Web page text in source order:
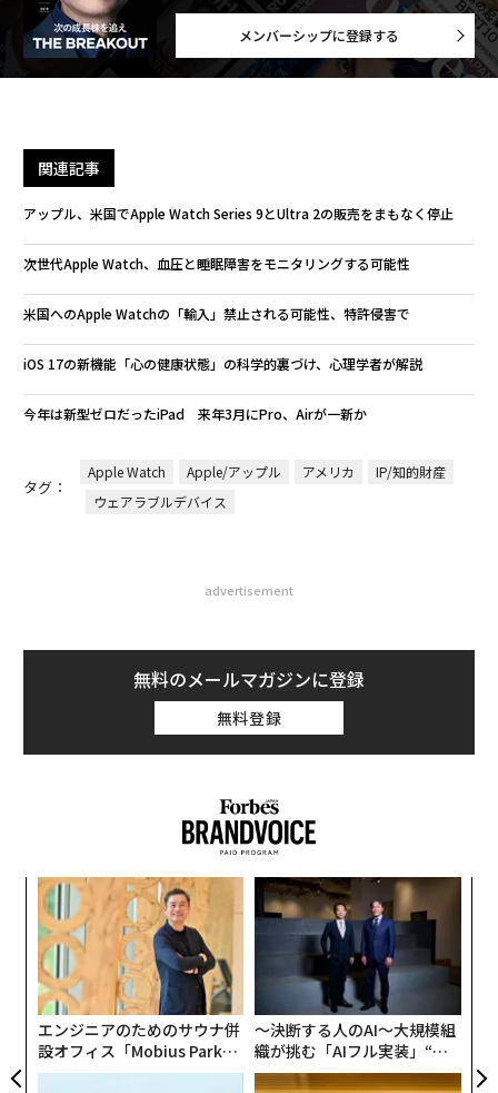
メンバーシップに登録する
関連記事
アップル、米国でApple Watch Series 9とUltra 2の販売をまもなく停止
次世代Apple Watch、血圧と睡眠障害をモニタリングする可能性
米国へのApple Watchの「輸入」禁止される可能性、特許侵害で
iOS 17の新機能「心の健康状態」の科学的裏づけ、心理学者が解説
今年は新型ゼロだったiPad 来年3月にPro、Airが一新か
タグ：
Apple Watch Apple/アップル アメリカ
IP/知的財産
ウェアラブルデバイス
advertisement
無料のメールマガジンに登録
無料登録
エンジニアのためのサウナ併
設オフィス「Mobius Park」
がオープン──タマディック
〜決断する人のAI〜大規模組
織が挑む「AIフル実装」“使
う”企業から“動く”企業へ【N